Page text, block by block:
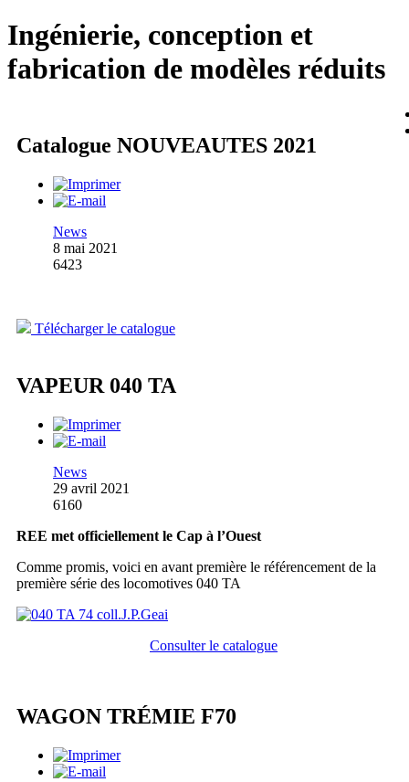
Ingénierie, conception et
fabrication de modèles réduits
Catalogue NOUVEAUTES 2021
News
8 mai 2021
6423
Télécharger le catalogue
VAPEUR 040 TA
News
29 avril 2021
6160
REE met officiellement le Cap à l’Ouest
Comme promis, voici en avant première le référencement de la
première série des locomotives 040 TA
Consulter le catalogue
WAGON TRÉMIE F70